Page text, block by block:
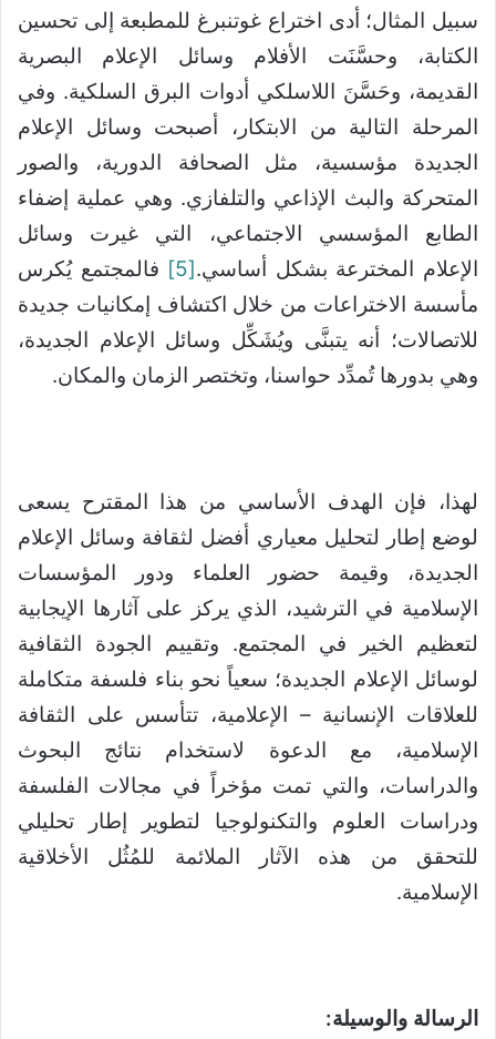
سبيل المثال؛ أدى اختراع غوتنبرغ للمطبعة إلى تحسين
الكتابة، وحسَّنَت الأفلام وسائل الإعلام البصرية
القديمة، وحَسَّنَ اللاسلكي أدوات البرق السلكية. وفي
المرحلة التالية من الابتكار، أصبحت وسائل الإعلام
الجديدة مؤسسية، مثل الصحافة الدورية، والصور
المتحركة والبث الإذاعي والتلفازي. وهي عملية إضفاء
الطابع المؤسسي الاجتماعي، التي غيرت وسائل
الإعلام المخترعة بشكل أساسي.[5]
فالمجتمع يُكرس
مأسسة الاختراعات من خلال اكتشاف إمكانيات جديدة
للاتصالات؛ أنه يتبنَّى ويُشَكِّل وسائل الإعلام الجديدة،
وهي بدورها تُمدِّد حواسنا، وتختصر الزمان والمكان.
لهذا، فإن الهدف الأساسي من هذا المقترح يسعى
لوضع إطار لتحليل معياري أفضل لثقافة وسائل الإعلام
الجديدة، وقيمة حضور العلماء ودور المؤسسات
الإسلامية في الترشيد، الذي يركز على آثارها الإيجابية
لتعظيم الخير في المجتمع. وتقييم الجودة الثقافية
لوسائل الإعلام الجديدة؛ سعياً نحو بناء فلسفة متكاملة
للعلاقات الإنسانية – الإعلامية، تتأسس على الثقافة
الإسلامية، مع الدعوة لاستخدام نتائج البحوث
والدراسات، والتي تمت مؤخراً في مجالات الفلسفة
ودراسات العلوم والتكنولوجيا لتطوير إطار تحليلي
للتحقق من هذه الآثار الملائمة للمُثُل الأخلاقية
الإسلامية.
الرسالة والوسيلة: